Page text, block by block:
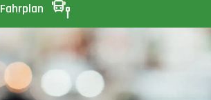
Fahrplan